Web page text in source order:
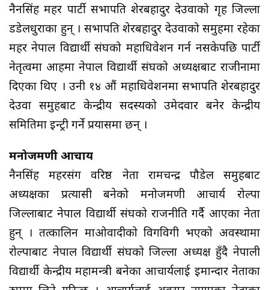
नैनसिंह महर पार्टी सभापति शेरबहादुर देउवाको गृह जिल्ला
डडेलधुराका हुन् । सभापति शेरबहादुर देउवाको समुहमा रहेका
महर नेपाल विद्यार्थी संघको महाधिवेशन गर्न नसकेपछि पार्टी
नेतृत्वमा आग्रहमा नेपाल विद्यार्थी संघको अध्यक्षबाट राजीनामा
दिएका थिए । उनी १४ औं महाधिवेशनमा सभापति शेरबहादुर
देउवा समुहबाट केन्द्रीय सदस्यको उमेदवार बनेर केन्द्रीय
समितिमा इन्ट्री गर्ने प्रयासमा छन् ।
मनोजमणी आचार्य
नैनसिंह महरसंग वरिष्ठ नेता रामचन्द्र पौडेल समुहबाट
अध्यक्षका प्रत्यासी बनेको मनोजमणी आचार्य रोल्पा
जिल्लाबाट नेपाल विद्यार्थी संघको राजनीति गर्दै आएका नेता
हुन् । तत्कालिन माओवादीको विगविगी भएको अवस्थामा
रोल्पाबाट नेपाल विद्यार्थी संघको जिल्ला अध्यक्ष हुँदै नेपाली
विद्यार्थी केन्द्रीय महामन्त्री बनेका आचार्यलाई इमान्दार नेताका